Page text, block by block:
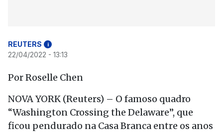
REUTERS i
22/04/2022 - 13:13
Por Roselle Chen
NOVA YORK (Reuters) – O famoso quadro
“Washington Crossing the Delaware”, que
ficou pendurado na Casa Branca entre os anos